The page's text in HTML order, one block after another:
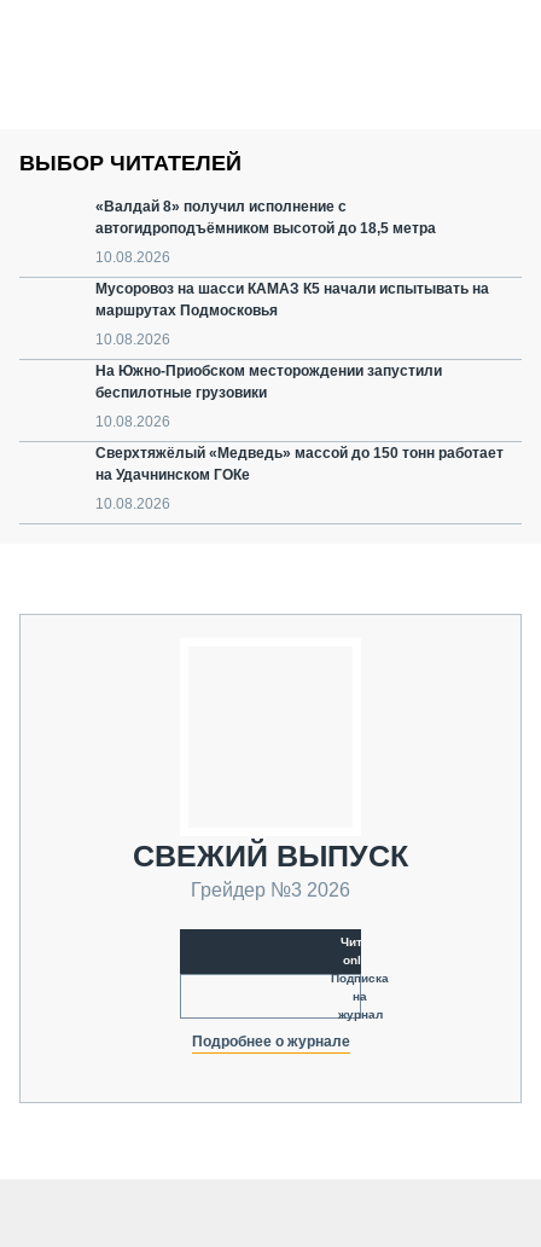
ВЫБОР ЧИТАТЕЛЕЙ
«Валдай 8» получил исполнение с
автогидроподъёмником высотой до 18,5 метра
10.08.2026
Мусоровоз на шасси КАМАЗ К5 начали испытывать на
маршрутах Подмосковья
10.08.2026
На Южно-Приобском месторождении запустили
беспилотные грузовики
10.08.2026
Сверхтяжёлый «Медведь» массой до 150 тонн работает
на Удачнинском ГОКе
10.08.2026
СВЕЖИЙ ВЫПУСК
Грейдер №3 2026
Читать
online
Подписка
на
журнал
Подробнее о журнале